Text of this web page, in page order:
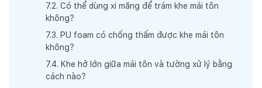
7.2. Có thể dùng xi măng để trám khe mái tôn
không?
7.3. PU foam có chống thấm được khe mái tôn
không?
7.4. Khe hở lớn giữa mái tôn và tường xử lý bằng
cách nào?